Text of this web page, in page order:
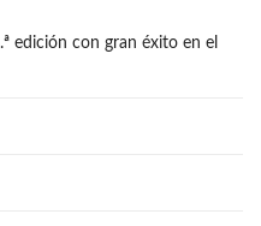
edición con gran éxito en el